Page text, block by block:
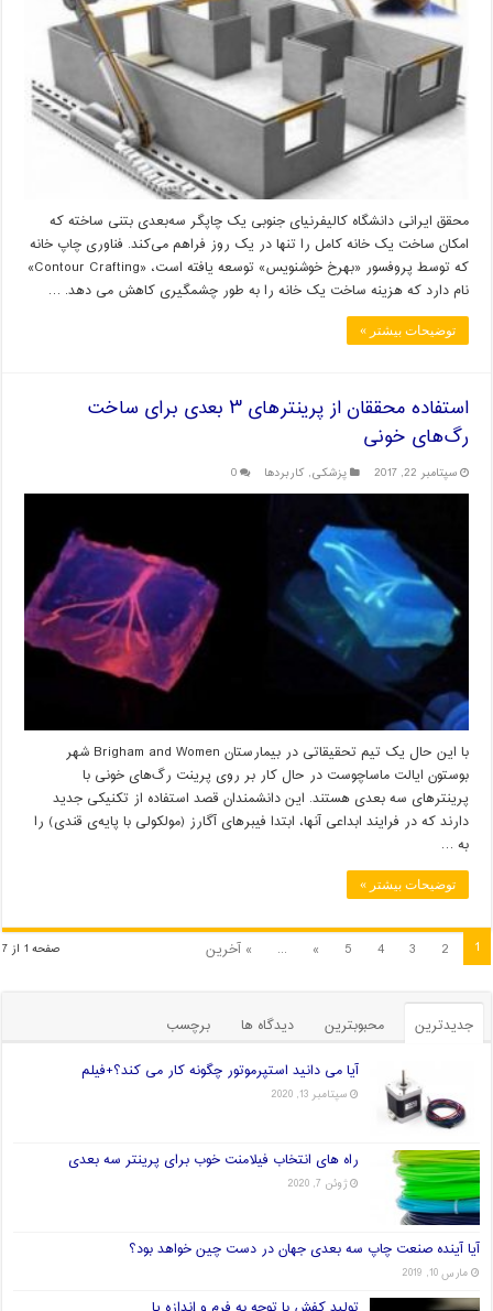
محقق ایرانی دانشگاه کالیفرنیای جنوبی یک چاپگر سه‌بعدی بتنی ساخته که
امکان ساخت یک خانه کامل را تنها در یک روز فراهم می‌کند. فناوری چاپ خانه
که توسط پروفسور «بهرخ خوشنویس» توسعه یافته است، «Contour Crafting‌»
نام دارد که هزینه ساخت یک خانه را به طور چشمگیری کاهش می دهد. …
توضیحات بیشتر »
استفاده محققان از پرینترهای ۳ بعدی برای ساخت
رگ‌های خونی
سپتامبر 22, 2017 پزشکی, کاربردها 0
با این حال یک تیم تحقیقاتی در بیمارستان Brigham and Women شهر
بوستون ایالت ماساچوست در حال کار بر روی پرینت رگ‌های خونی با
پرینترهای سه بعدی هستند. این دانشمندان قصد استفاده از تکنیکی جدید
دارند که در فرایند ابداعی آنها، ابتدا فیبرهای آگارز (مولکولی با پایه‌ی قندی) را
به …
توضیحات بیشتر »
صفحه 1 از 7 1
2
3
4
5
»
... » آخرین
جدیدترین محبوبترین دیدگاه ها برچسب
آیا می دانید استپرموتور چگونه کار می کند؟+فیلم
سپتامبر 13, 2020
راه های انتخاب فیلامنت خوب برای پرینتر سه بعدی
ژوئن 7, 2020
آیا آینده صنعت چاپ سه بعدی جهان در دست چین خواهد بود؟
مارس 10, 2019